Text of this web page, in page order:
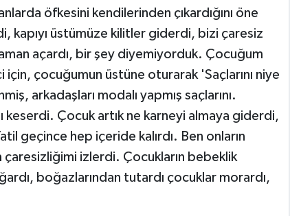
öfkesini kendilerinden çıkardığını öne
kapıyı üstümüze kilitler giderdi, bizi çaresiz
açardı, bir şey diyemiyorduk. Çocuğum
çocuğumun üstüne oturarak 'Saçlarını niye
arkadaşları modalı yapmış saçlarını.
keserdi. Çocuk artık ne karneyi almaya giderdi,
geçince hep içeride kalırdı. Ben onların
izlerdi. Çocukların bebeklik
boğazlarından tutardı çocuklar morardı,